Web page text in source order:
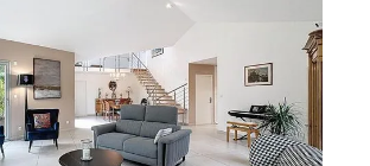
900 €